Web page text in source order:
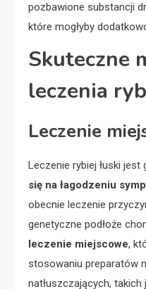
pozbawione substancji
które mogłyby
Skuteczne
leczenia
Leczenie
Leczenie rybiej łuski jest
się na łagodzeniu
obecnie leczenie
genetyczne podłoże
leczenie miejscowe,
stosowaniu preparatów
natłuszczających,